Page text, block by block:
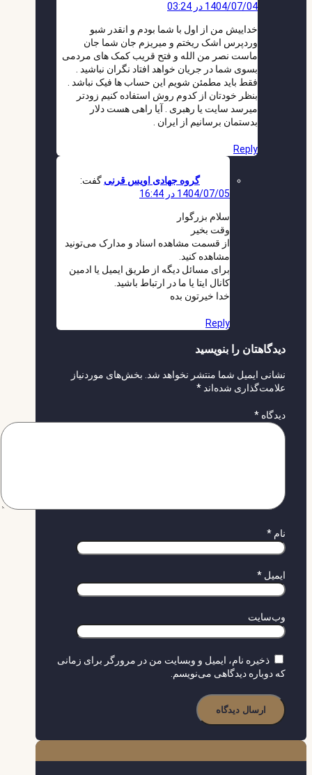
1404/07/04 در 03:24
خداییش من از اول با شما بودم و انقدر شبو
وردپرس اشک ریختم و میریزم جان شما جان
ماست نصر من الله و فتح قریب کمک های مردمی
بسوی شما در جریان خواهد افتاد نگران نباشید .
فقط باید مطمئن شویم این حساب ها فیک نباشد .
بنظر خودتان از کدوم روش استفاده کنیم زودتر
میرسد سایت یا رهبری . آیا راهی هست دلار
بدستمان برسانیم از ایران .
Reply
گروه جهادی اویس قرنی گفت:
1404/07/05 در 16:44
سلام بزرگوار
وقت بخیر
از قسمت مشاهده اسناد و مدارک می‌تونید
مشاهده کنید.
برای مسائل دیگه از طریق ایمیل یا ادمین
کانال ایتا یا ما در ارتباط باشید.
خدا خیرتون بده
Reply
دیدگاهتان را بنویسید
نشانی ایمیل شما منتشر نخواهد شد. بخش‌های موردنیاز
علامت‌گذاری شده‌اند *
دیدگاه *
نام *
ایمیل *
وب‌سایت
ذخیره نام، ایمیل و وبسایت من در مرورگر برای زمانی
که دوباره دیدگاهی می‌نویسم.